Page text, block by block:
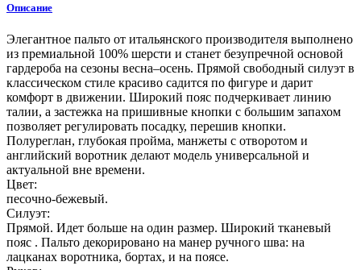
Описание
Элегантное пальто от итальянского производителя выполнено
из премиальной 100% шерсти и станет безупречной основой
гардероба на сезоны весна–осень. Прямой свободный силуэт в
классическом стиле красиво садится по фигуре и дарит
комфорт в движении. Широкий пояс подчеркивает линию
талии, а застежка на пришивные кнопки с большим запахом
позволяет регулировать посадку, перешив кнопки.
Полуреглан, глубокая пройма, манжеты с отворотом и
английский воротник делают модель универсальной и
актуальной вне времени.
Цвет:
песочно-бежевый.
Силуэт:
Прямой. Идет больше на один размер. Широкий тканевый
пояс . Пальто декорировано на манер ручного шва: на
лацканах воротника, бортах, и на поясе.